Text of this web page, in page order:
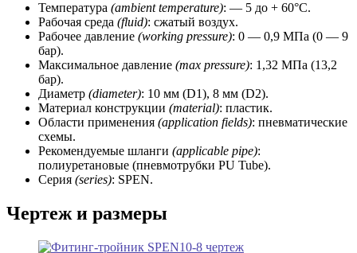
Температура (ambient temperature): — 5 до + 60°C.
Рабочая среда (fluid): сжатый воздух.
Рабочее давление (working pressure): 0 — 0,9 МПа (0 — 9
бар).
Максимальное давление (max pressure): 1,32 МПа (13,2
бар).
Диаметр (diameter): 10 мм (D1), 8 мм (D2).
Материал конструкции (material): пластик.
Области применения (application fields): пневматические
схемы.
Рекомендуемые шланги (applicable pipe):
полиуретановые (пневмотрубки PU Tube).
Серия (series): SPEN.
Чертеж и размеры